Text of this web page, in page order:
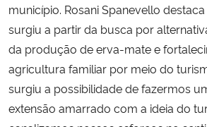
município. Rosani Spanevello
surgiu a partir da busca por
da produção de erva-mate e
agricultura familiar por meio do
surgiu a possibilidade de fazermos
extensão amarrado com a ideia do